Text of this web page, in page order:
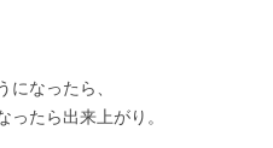
なったら、
たら出来上がり。